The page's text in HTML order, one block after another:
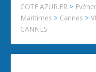
COTE.AZUR.FR >
Maritimes > Cannes >
CANNES